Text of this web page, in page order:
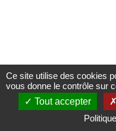
Ce site utilise des cookies
vous donne le contrôle sur
Tout accepter